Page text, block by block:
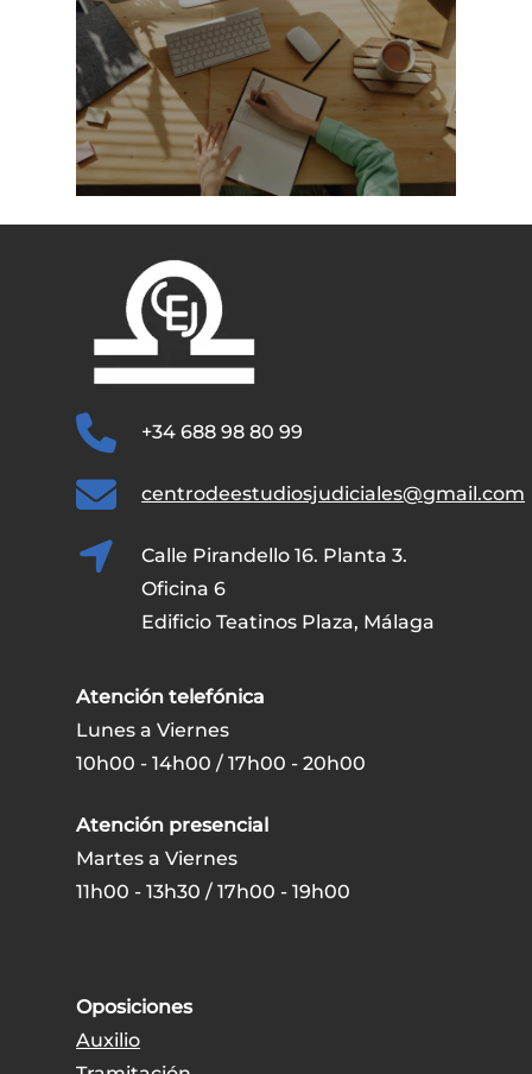
+34 688 98 80 99
centrodeestudiosjudiciales@gmail.com
Calle Pirandello 16. Planta 3.
Oficina 6
Edificio Teatinos Plaza, Málaga
Atención telefónica
Lunes a Viernes
10h00 - 14h00 / 17h00 - 20h00
Atención presencial
Martes a Viernes
11h00 - 13h30 / 17h00 - 19h00
Oposiciones
Auxilio